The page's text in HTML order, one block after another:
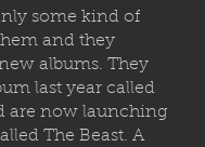
some kind of
and they
albums. They
last year called
are now launching
The Beast. A